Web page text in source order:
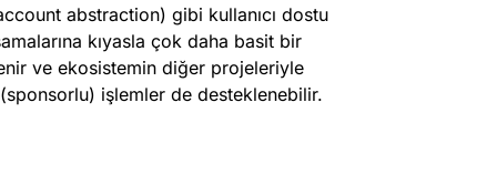
abstraction) gibi kullanıcı dostu
kıyasla çok daha basit bir
ve ekosistemin diğer projeleriyle
işlemler de desteklenebilir.